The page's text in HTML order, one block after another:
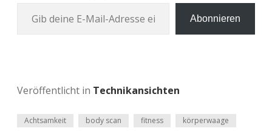
Abonnieren
Veröffentlicht in Technikansichten
Achtsamkeit body scan fitness körperwaage